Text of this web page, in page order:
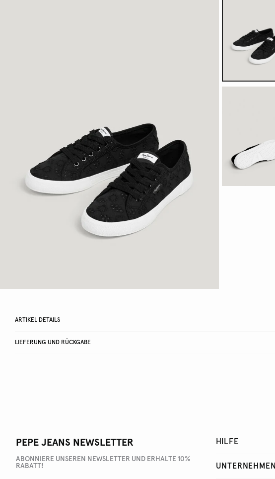
ARTIKEL DETAILS
LIEFERUNG UND RÜCKGABE
PEPE JEANS NEWSLETTER
ABONNIERE UNSEREN NEWSLETTER UND ERHALTE 10%
RABATT!
HILFE
UNTERNEHMEN